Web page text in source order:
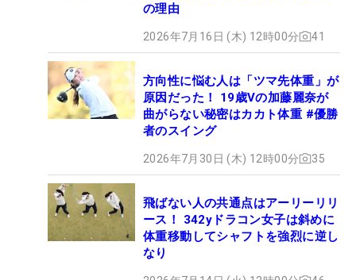
の理由
2026年7月16日 (木) 12時00分 41
方向性に悩む人は「ツマ先体重」が
原因だった！ 19歳Vの加藤麗奈が
曲がらない秘密はカカト体重 #優勝
者のスイング
2026年7月30日 (木) 12時00分 35
飛ばない人の共通点はアーリーリリ
ース！ 342yドラコン女子は斜めに
体重移動してシャフトを強烈に逆し
なり